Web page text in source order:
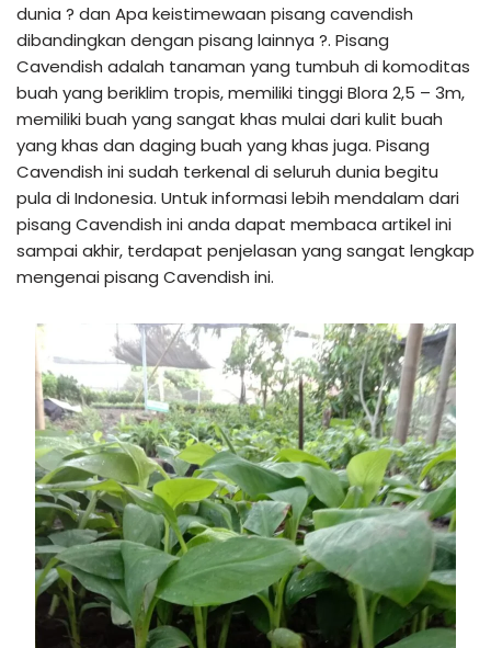
dunia ? dan Apa keistimewaan pisang cavendish
dibandingkan dengan pisang lainnya ?. Pisang
Cavendish adalah tanaman yang tumbuh di komoditas
buah yang beriklim tropis, memiliki tinggi Blora 2,5 – 3m,
memiliki buah yang sangat khas mulai dari kulit buah
yang khas dan daging buah yang khas juga. Pisang
Cavendish ini sudah terkenal di seluruh dunia begitu
pula di Indonesia. Untuk informasi lebih mendalam dari
pisang Cavendish ini anda dapat membaca artikel ini
sampai akhir, terdapat penjelasan yang sangat lengkap
mengenai pisang Cavendish ini.